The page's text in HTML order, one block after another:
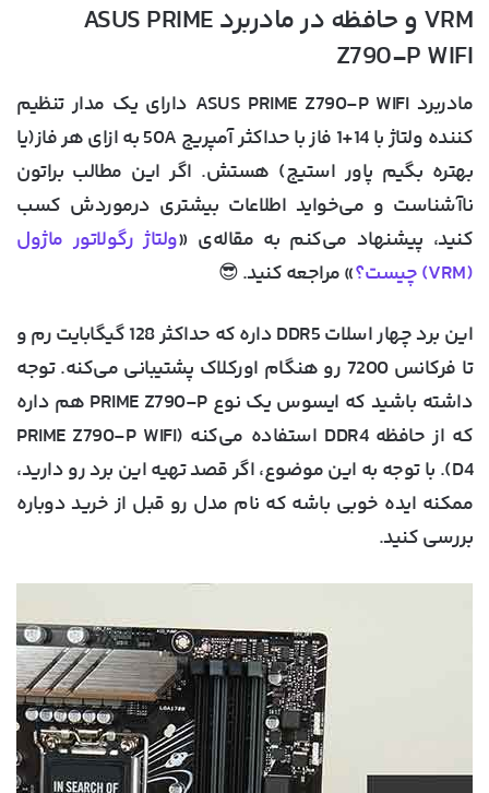
VRM و حافظه در مادربرد ASUS PRIME
Z790-P WIFI
مادربرد ASUS PRIME Z790-P WIFI دارای یک مدار تنظیم
کننده ولتاژ با 14+1 فاز با حداکثر آمپریج 50A به ازای هر فاز(یا
بهتره بگیم پاور استیج) هستش. اگر این مطالب براتون
ناآشناست و می‌خواید اطلاعات بیشتری درموردش کسب
کنید، پیشنهاد می‌کنم به مقاله‌ی «ولتاژ رگولاتور ماژول
(VRM) چیست؟
» مراجعه کنید. 😎
این برد چهار اسلات DDR5 داره که حداکثر 128 گیگابایت رم و
تا فرکانس 7200 رو هنگام اورکلاک پشتیبانی می‌کنه. توجه
داشته باشید که ایسوس یک نوع PRIME Z790-P هم داره
که از حافظه DDR4 استفاده می‌کنه (PRIME Z790-P WIFI
D4). با توجه به این موضوع، اگر قصد تهیه این برد رو دارید،
ممکنه ایده خوبی باشه که نام مدل رو قبل از خرید دوباره
بررسی کنید.